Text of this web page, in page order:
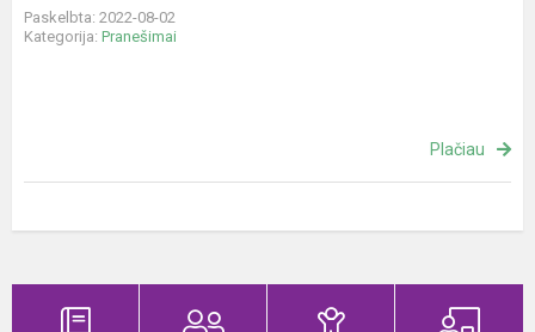
Paskelbta: 2022-08-02
Kategorija: Pranešimai
Plačiau